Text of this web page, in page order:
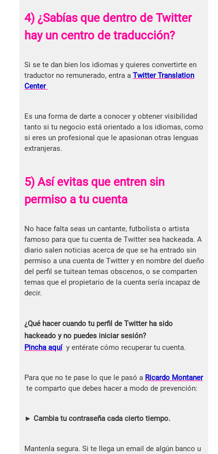
4) ¿Sabías que dentro de Twitter
hay un centro de traducción?
Si se te dan bien los idiomas y quieres convertirte en
traductor no remunerado, entra a Twitter Translation
Center
Es una forma de darte a conocer y obtener visibilidad
tanto si tu negocio está orientado a los idiomas, como
si eres un profesional que le apasionan otras lenguas
extranjeras.
5) Así evitas que entren sin
permiso a tu cuenta
No hace falta seas un cantante, futbolista o artista
famoso para que tu cuenta de Twitter sea hackeada. A
diario salen noticias acerca de que se ha entrado sin
permiso a una cuenta de Twitter y en nombre del dueño
del perfil se tuitean temas obscenos, o se comparten
temas que el propietario de la cuenta sería incapaz de
decir.
¿Qué hacer cuando tu perfil de Twitter ha sido
hackeado y no puedes iniciar sesión?
Pincha aquíy entérate cómo recuperar tu cuenta.
Para que no te pase lo que le pasó a Ricardo Montaner
te comparto que debes hacer a modo de prevención:
► Cambia tu contraseña cada cierto tiempo.
Mantenla segura. Si te llega un email de algún banco u